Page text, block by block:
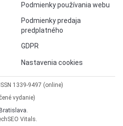
Podmienky používania webu
Podmienky predaja
predplatného
GDPR
Nastavenia cookies
1339-9497 (online)
vydanie)
Vitals.